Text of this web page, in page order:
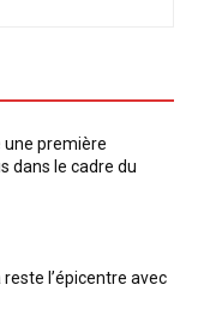
une première
dans le cadre du
reste l’épicentre avec